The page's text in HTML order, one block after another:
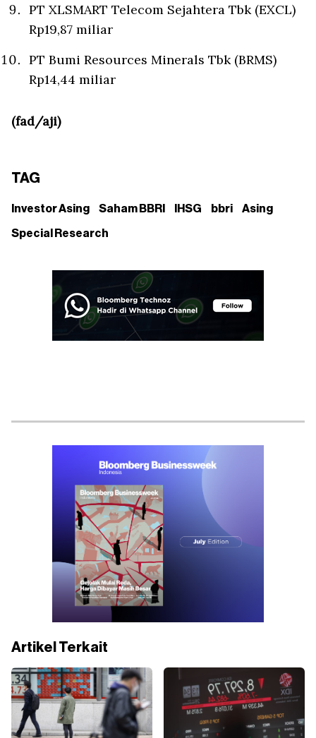
PT XLSMART Telecom Sejahtera Tbk (EXCL)
Rp19,87 miliar
PT Bumi Resources Minerals Tbk (BRMS)
Rp14,44 miliar
(fad/aji)
TAG
Investor Asing Saham BBRI IHSG bbri Asing
Special Research
Artikel Terkait